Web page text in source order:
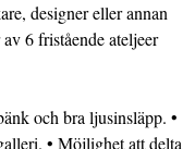
designer eller annan
6 fristående ateljeer
och bra ljusinsläpp. •
• Möjlighet att delta